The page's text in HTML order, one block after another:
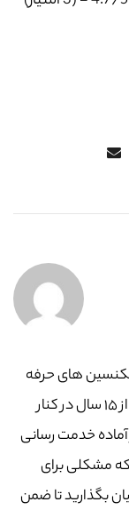
تکنسین های حرفه
ای و سرویس کاران با تجربه ، افتخار دارد بیش از ۱۵ سال در کنار
خدمت رسانی
که مشکلی برای
بگذارید تا ضمن